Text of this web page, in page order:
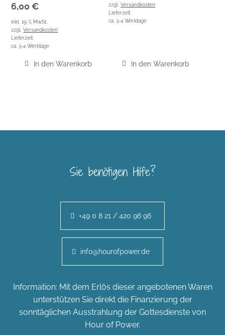
6,00 €
inkl. 19 % MwSt.
zzgl.Versandkosten
Lieferzeit:
ca. 3-4 Werktage
In den Warenkorb
zzgl. Versandkosten
Lieferzeit:
ca. 3-4 Werktage
In den Warenkorb
Sie benötigen Hilfe?
+49 0 8 21 / 420 96 96
info@hourofpower.de
Information: Mit dem Erlös dieser angebotenen Waren
unterstützen Sie direkt die Finanzierung der
sonntäglichen Ausstrahlung der Gottesdienste von
Hour of Power.